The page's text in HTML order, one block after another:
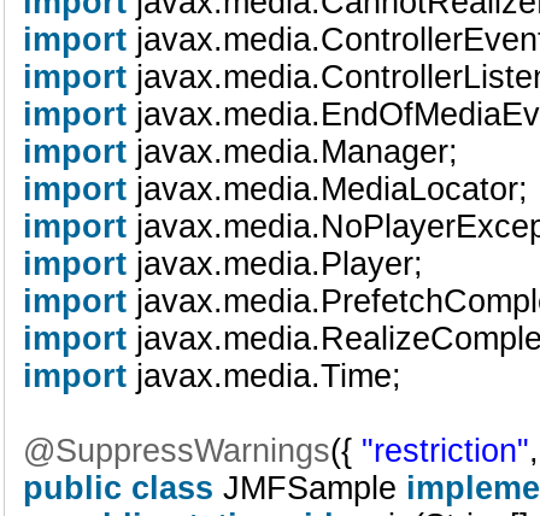
import
import
import
import javax.media.Manager;
import
import
import javax.media.Player;
import
import
import javax.media.Time;
@SuppressWarnings({ "restriction"
public class JMFSample